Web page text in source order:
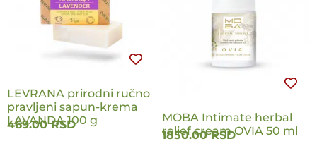
LEVRANA prirodni ručno
pravljeni sapun-krema
LAVANDA 100 g
469.00RSD
MOBA Intimate herbal
relief cream OVIA 50 ml
1850.00RSD